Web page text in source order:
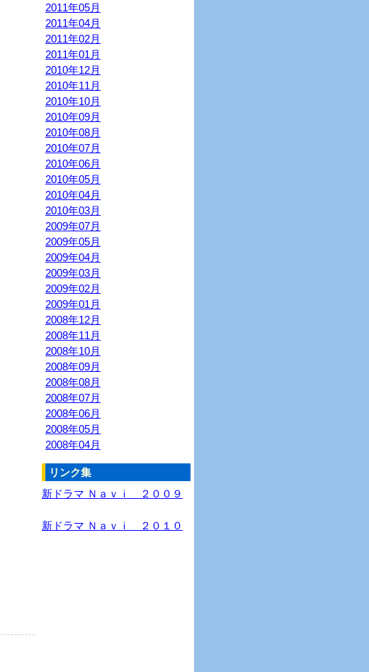
2011年05月
2011年04月
2011年02月
2011年01月
2010年12月
2010年11月
2010年10月
2010年09月
2010年08月
2010年07月
2010年06月
2010年05月
2010年04月
2010年03月
2009年07月
2009年05月
2009年04月
2009年03月
2009年02月
2009年01月
2008年12月
2008年11月
2008年10月
2008年09月
2008年08月
2008年07月
2008年06月
2008年05月
2008年04月
リンク集
新ドラマ Ｎａｖｉ ２００９
新ドラマ Ｎａｖｉ ２０１０